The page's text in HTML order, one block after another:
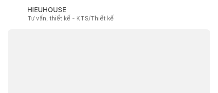
HIEUHOUSE
Tư vấn, thiết kế - KTS/Thiết kế